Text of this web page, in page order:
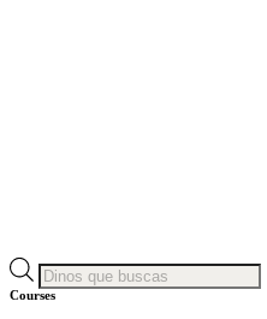
Búsqueda
de
Courses